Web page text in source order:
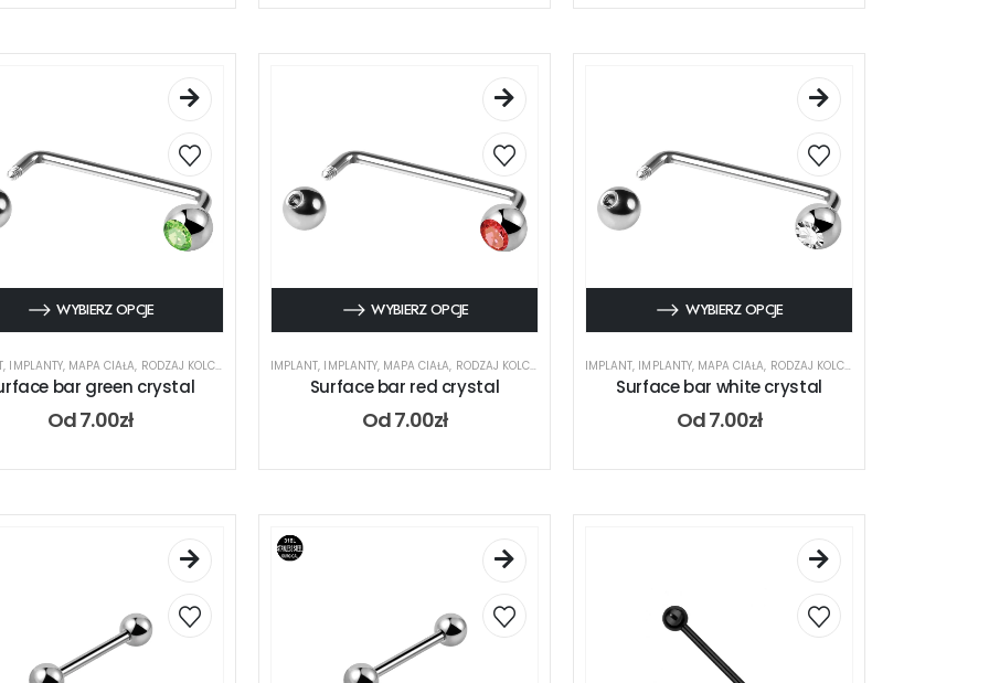
WYBIERZ OPCJE
, IMPLANTY, MAPA CIAŁA, RODZAJ KOLCZYKA SURFACE
bar green crystal
Od7.00zł
WYBIERZ OPCJE
IMPLANT, IMPLANTY, MAPA CIAŁA, RODZAJ KOLCZYKA SURFACE
Surface bar red crystal
Od7.00zł
WYBIERZ OPCJE
IMPLANT, IMPLANTY, MAPA CIAŁA, RODZAJ KOLCZYKA
Surface bar white crystal
Od7.00zł